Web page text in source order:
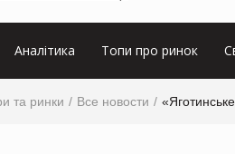
Аналітика Топи про ринок
та ринки Все новости